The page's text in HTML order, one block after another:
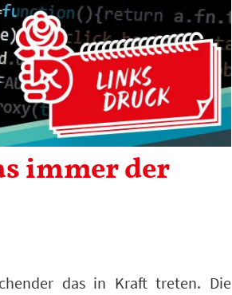
immer der
das in Kraft treten. Die